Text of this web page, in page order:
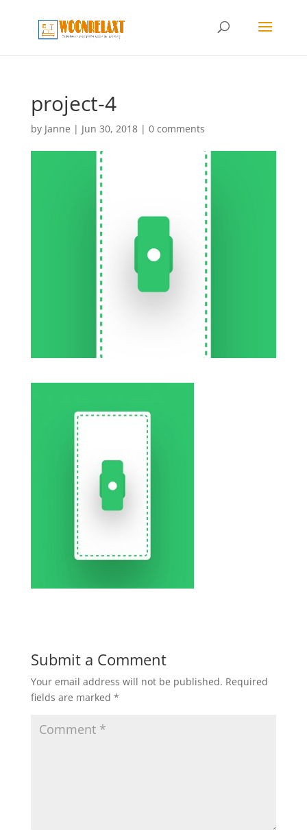
project-4
by Janne | Jun 30, 2018| 0 comments
Submit a Comment
Your email address will not be published. Required
fields are marked *